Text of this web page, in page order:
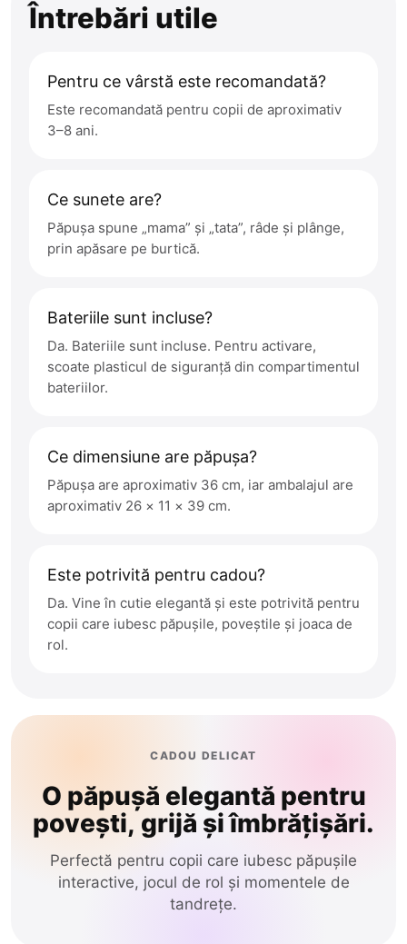
Întrebări utile
Pentru ce vârstă este recomandată?
Este recomandată pentru copii de aproximativ
3–8 ani.
Ce sunete are?
Păpușa spune „mama” și „tata”, râde și plânge,
prin apăsare pe burtică.
Bateriile sunt incluse?
Da. Bateriile sunt incluse. Pentru activare,
scoate plasticul de siguranță din compartimentul
bateriilor.
Ce dimensiune are păpușa?
Păpușa are aproximativ 36 cm, iar ambalajul are
aproximativ 26 × 11 × 39 cm.
Este potrivită pentru cadou?
Da. Vine în cutie elegantă și este potrivită pentru
copii care iubesc păpușile, poveștile și joaca de
rol.
CADOU DELICAT
O păpușă elegantă pentru
povești, grijă și îmbrățișări.
Perfectă pentru copii care iubesc păpușile
interactive, jocul de rol și momentele de
tandrețe.